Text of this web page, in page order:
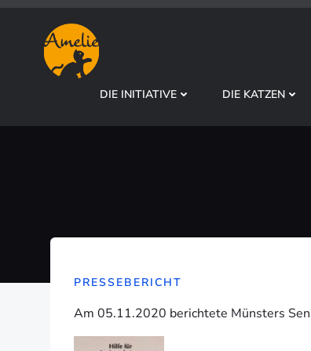
springen
DIE INITIATIVE DIE KATZEN
PRESSEBERICHT
Am 05.11.2020 berichtete Münsters